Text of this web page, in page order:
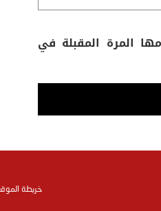
المرة المقبلة في
خريطة